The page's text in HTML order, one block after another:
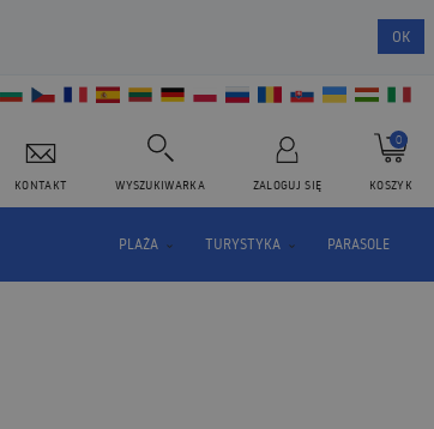
OK
KONTAKT WYSZUKIWARKA ZALOGUJ SIĘ KOSZYK
0
PLAŻA TURYSTYKA PARASOLE